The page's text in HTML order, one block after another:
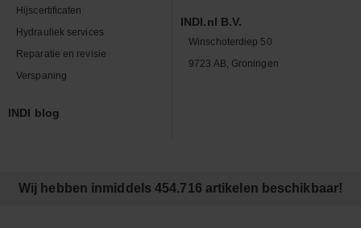
Hijscertificaten
Hydrauliek services
Reparatie en revisie
Verspaning
INDI blog
INDI.nl B.V.
Winschoterdiep 50
9723 AB, Groningen
Wij hebben inmiddels 454.716 artikelen beschikbaar!